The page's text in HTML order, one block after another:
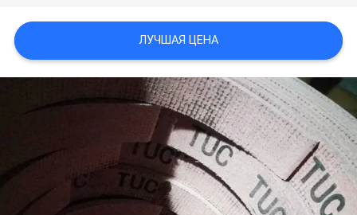
ЛУЧШАЯ ЦЕНА